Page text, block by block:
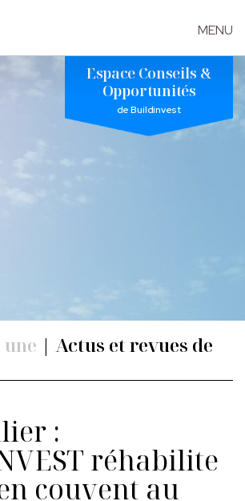
MENU
Espace Conseils &
Opportunités
de Buildinvest
| Actus et revues de
:
réhabilite
couvent au